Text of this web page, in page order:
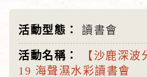
讀書會
【沙鹿深
19 海聲濕水彩讀書會